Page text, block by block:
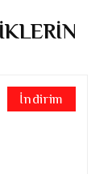
İndirim